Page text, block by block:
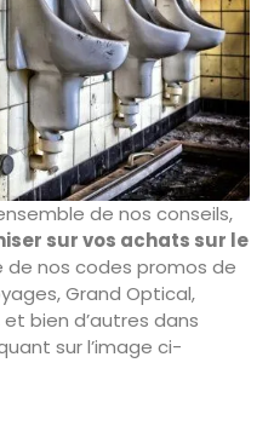
de nos conseils,
sur vos achats sur le
de nos codes promos de
Grand Optical,
bien d’autres dans
sur l’image ci-